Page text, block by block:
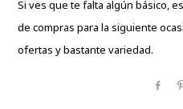
Si ves que te falta algún básico,
de compras para la siguiente
ofertas y bastante variedad.